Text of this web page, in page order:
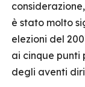
è stato molto
elezioni del
ai cinque punti
degli aventi